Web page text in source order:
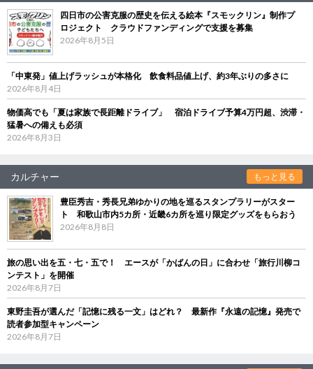
四日市の公害克服の歴史を伝える絵本『スモックリン』制作プ
ロジェクト クラウドファンディングで支援を募集
2026年8月5日
「中東発」値上げラッシュが本格化 飲食料品値上げ、約3年ぶりの多さに
2026年8月4日
物価高でも「夏は家族で長距離ドライブ」 宿泊ドライブ予算4万円超、渋滞・
猛暑への備えも必須
2026年8月3日
カルチャー もっと見る
豊臣秀吉・秀長兄弟ゆかりの地を巡るスタンプラリーがスター
ト 和歌山市内5カ所・近畿6カ所を巡り限定グッズをもらおう
2026年8月8日
旅の思い出を五・七・五で！ エースが「かばんの日」に合わせ「旅行川柳コ
ンテスト」を開催
2026年8月7日
東野圭吾が選んだ「記憶に残る一文」はどれ？ 最新作『永遠の記憶』発売で
読者参加型キャンペーン
2026年8月7日